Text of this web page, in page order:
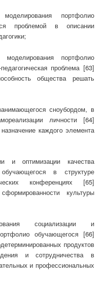
портфолио
проблемой в описании
портфолио
проблема [63]
общества решать
сноубордом, в
личности [64]
каждого элемента
и оптимизации качества
в структуре
конференциях [65]
культуры
социализации и
обучающегося [66]
продуктов
и сотрудничества в
и профессиональных